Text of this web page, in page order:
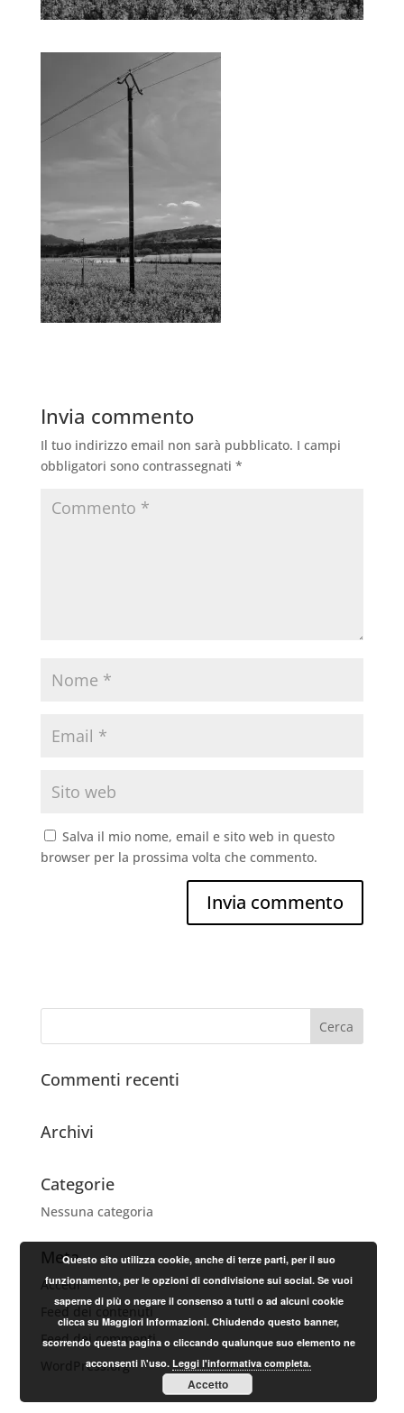
Invia commento
Il tuo indirizzo email non sarà pubblicato. I campi
obbligatori sono contrassegnati *
Salva il mio nome, email e sito web in questo
browser per la prossima volta che commento.
Commenti recenti
Archivi
Categorie
Nessuna categoria
Meta
Accedi
Feed dei contenuti
Feed dei commenti
WordPress.org
Questo sito utilizza cookie, anche di terze parti, per il suo
funzionamento, per le opzioni di condivisione sui social. Se vuoi
saperne di più o negare il consenso a tutti o ad alcuni cookie
clicca su Maggiori Informazioni. Chiudendo questo banner,
scorrendo questa pagina o cliccando qualunque suo elemento ne
acconsenti l\'uso.Leggi l'informativa completa.
Accetto